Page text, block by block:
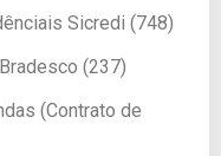
Sicredi (748)
(237)
(Contrato de